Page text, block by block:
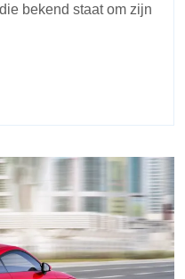
bekend staat om zijn